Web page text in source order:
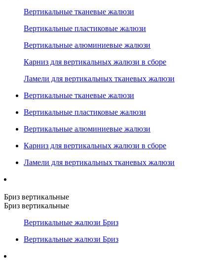
Вертикальные тканевые жалюзи
Вертикальные пластиковые жалюзи
Вертикальные алюминиевые жалюзи
Карниз для вертикальных жалюзи в сборе
Ламели для вертикальных тканевых жалюзи
Вертикальные тканевые жалюзи
Вертикальные пластиковые жалюзи
Вертикальные алюминиевые жалюзи
Карниз для вертикальных жалюзи в сборе
Ламели для вертикальных тканевых жалюзи
Бриз вертикальные
Бриз вертикальные
Вертикальные жалюзи Бриз
Вертикальные жалюзи Бриз